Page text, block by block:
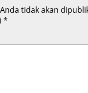
tidak akan
*